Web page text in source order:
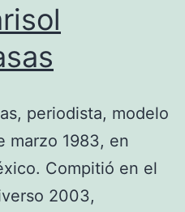
periodista, modelo
marzo 1983, en
Compitió en el
2003,